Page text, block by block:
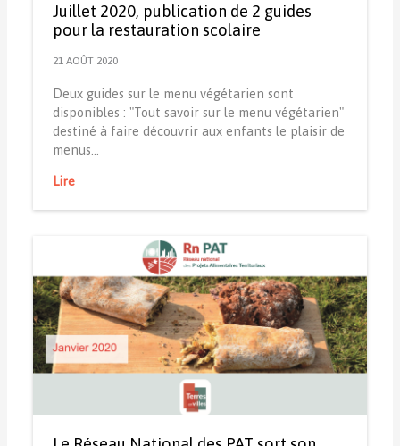
Juillet 2020, publication de 2 guides
pour la restauration scolaire
21 AOÛT 2020
Deux guides sur le menu végétarien sont
disponibles : "Tout savoir sur le menu végétarien"
destiné à faire découvrir aux enfants le plaisir de
menus…
Lire